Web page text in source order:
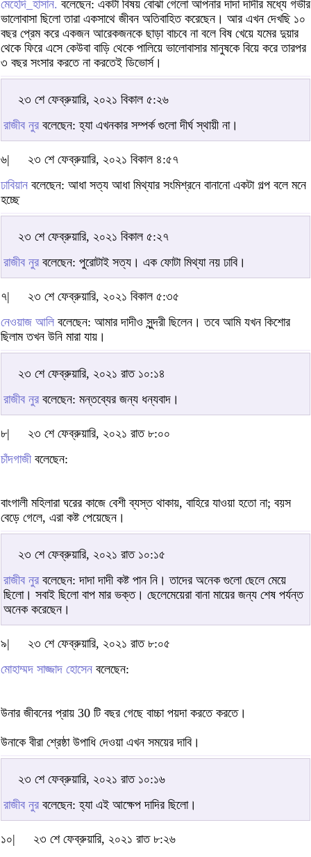
মেহেদি_হাসান. বলেছেন: একটা বিষয় বোঝা গেলো আপনার দাদা দাদীর মধ্যে গভীর
ভালোবাসা ছিলো তারা একসাথে জীবন অতিবাহিত করেছেন। আর এখন দেখছি ১০
বছর প্রেম করে একজন আরেকজনকে ছাড়া বাচবে না বলে বিষ খেয়ে যমের দুয়ার
থেকে ফিরে এসে কেউবা বাড়ি থেকে পালিয়ে ভালোবাসার মানুষকে বিয়ে করে তারপর
৩ বছর সংসার করতে না করতেই ডিভোর্স।
২৩ শে ফেব্রুয়ারি, ২০২১ বিকাল ৫:২৬
রাজীব নুর বলেছেন: হ্যা এখনকার সম্পর্ক গুলো দীর্ঘ স্থায়ী না।
৬|
২৩ শে ফেব্রুয়ারি, ২০২১ বিকাল ৪:৫৭
ঢাবিয়ান বলেছেন: আধা সত্য আধা মিথ্যার সংমিশ্রনে বানানো একটা গল্প বলে মনে
হচ্ছে
২৩ শে ফেব্রুয়ারি, ২০২১ বিকাল ৫:২৭
রাজীব নুর বলেছেন: পুরোটাই সত্য। এক ফোটা মিথ্যা নয় ঢাবি।
৭|
২৩ শে ফেব্রুয়ারি, ২০২১ বিকাল ৫:৩৫
নেওয়াজ আলি বলেছেন: আমার দাদীও সুন্দরী ছিলেন। তবে আমি যখন কিশোর
ছিলাম তখন উনি মারা যায়।
২৩ শে ফেব্রুয়ারি, ২০২১ রাত ১০:১৪
রাজীব নুর বলেছেন: মন্তব্যের জন্য ধন্যবাদ।
৮|
২৩ শে ফেব্রুয়ারি, ২০২১ রাত ৮:০০
চাঁদগাজীবলেছেন:
বাংগালী মহিলারা ঘরের কাজে বেশী ব্যস্ত থাকায়, বাহিরে যাওয়া হতো না; বয়স
বেড়ে গেলে, এরা কষ্ট পেয়েছেন।
২৩ শে ফেব্রুয়ারি, ২০২১ রাত ১০:১৫
রাজীব নুর বলেছেন: দাদা দাদী কষ্ট পান নি। তাদের অনেক গুলো ছেলে মেয়ে
ছিলো। সবাই ছিলো বাপ মার ভক্ত। ছেলেমেয়েরা বানা মায়ের জন্য শেষ পর্যন্ত
অনেক করেছেন।
৯|
২৩ শে ফেব্রুয়ারি, ২০২১ রাত ৮:০৫
মোহাম্মদ সাজ্জাদ হোসেন বলেছেন:
উনার জীবনের প্রায় 30 টি বছর গেছে বাচ্চা পয়দা করতে করতে।
উনাকে বীরা শ্রেষ্ঠা উপাধি দেওয়া এখন সময়ের দাবি।
২৩ শে ফেব্রুয়ারি, ২০২১ রাত ১০:১৬
রাজীব নুর বলেছেন: হ্যা এই আক্ষেপ দাদির ছিলো।
১০|
২৩ শে ফেব্রুয়ারি, ২০২১ রাত ৮:২৬